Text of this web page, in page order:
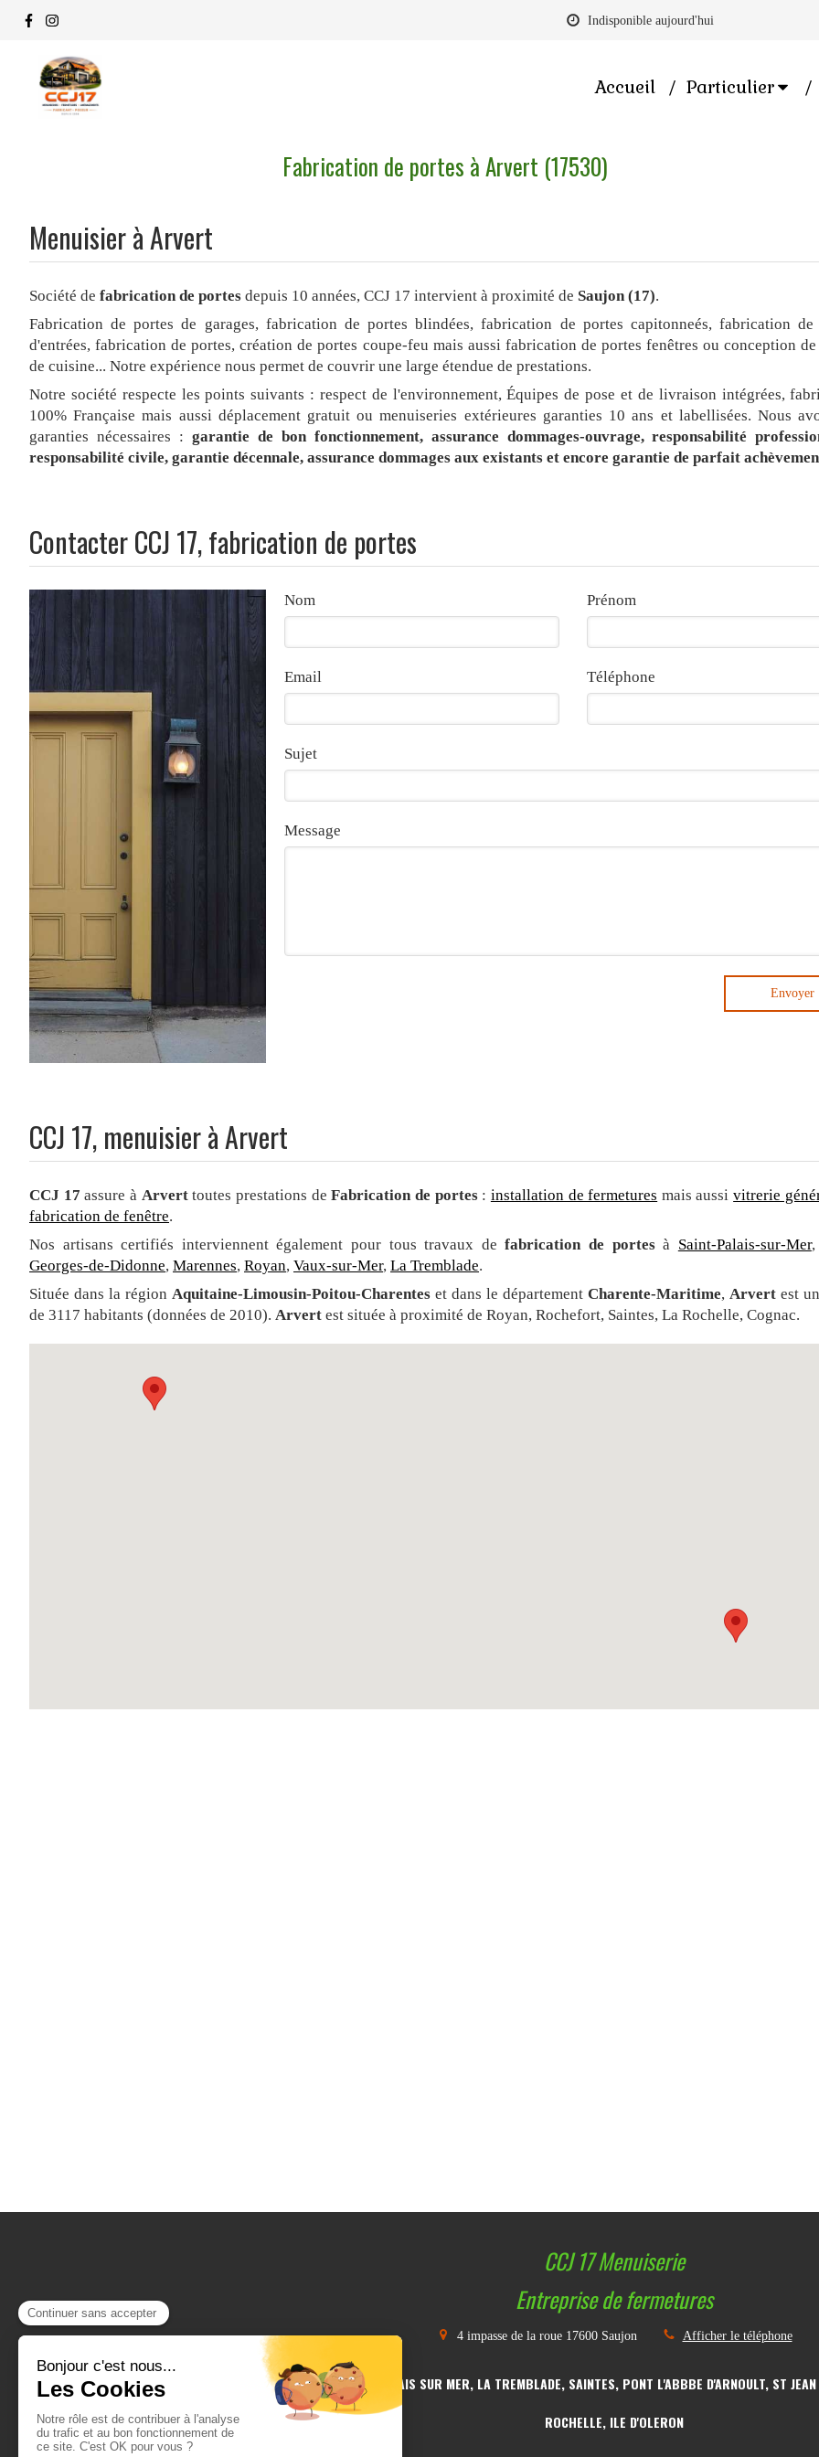
Indisponible aujourd'hui
Accueil Particulier
Fabrication de portes à Arvert (17530)
Menuisier à Arvert
Société de fabrication de portes depuis 10 années, CCJ 17 intervient à proximité de Saujon (17).
Fabrication de portes de garages, fabrication de portes blindées, fabrication de portes capitonneés, fabrication de
d'entrées, fabrication de portes, création de portes coupe-feu mais aussi fabrication de portes fenêtres ou conception de
de cuisine... Notre expérience nous permet de couvrir une large étendue de prestations.
Notre société respecte les points suivants : respect de l'environnement, Équipes de pose et de livraison intégrées,
100% Française mais aussi déplacement gratuit ou menuiseries extérieures garanties 10 ans et labellisées. Nous
garanties nécessaires : garantie de bon fonctionnement, assurance dommages-ouvrage, responsabilité
responsabilité civile, garantie décennale, assurance dommages aux existants et encore garantie de parfait
Contacter CCJ 17, fabrication de portes
Nom Prénom
Email Téléphone
Sujet
Message
Envoyer
CCJ 17, menuisier à Arvert
CCJ 17 assure à Arverttoutes prestations deFabrication de portes: installation de fermetures mais aussivitrerie
fabrication de fenêtre.
Nos artisans certifiés interviennent également pour tous travaux defabrication de portesà Saint-Palais-sur-Mer,
Georges-de-Didonne, Marennes, Royan, Vaux-sur-Mer, La Tremblade.
Située dans la régionAquitaine-Limousin-Poitou-Charentes et dans le départementCharente-Maritime,Arvert est
de 3117 habitants (données de 2010). Arvert est située à proximité de Royan, Rochefort, Saintes, La Rochelle, Cognac.
CCJ 17 Menuiserie
Entreprise de fermetures
4 impasse de la roue 17600 Saujon Afficher le téléphone
SAUJON, ROYAN, ST PALAIS SUR MER, LA TREMBLADE, SAINTES, PONT L'ABBBE D'ARNOULT, ST JEAN
ROCHELLE, ILE D'OLERON